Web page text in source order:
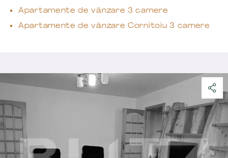
Apartamente de vânzare 3 camere
Apartamente de vânzare Cornitoiu 3 camere